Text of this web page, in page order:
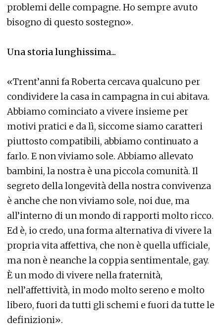
problemi delle compagne. Ho sempre avuto
bisogno di questo sostegno».
Una storia lunghissima...
«Trent’anni fa Roberta cercava qualcuno per
condividere la casa in campagna in cui abitava.
Abbiamo cominciato a vivere insieme per
motivi pratici e da lì, siccome siamo caratteri
piuttosto compatibili, abbiamo continuato a
farlo. E non viviamo sole. Abbiamo allevato
bambini, la nostra è una piccola comunità. Il
segreto della longevità della nostra convivenza
è anche che non viviamo sole, noi due, ma
all’interno di un mondo di rapporti molto ricco.
Ed è, io credo, una forma alternativa di vivere la
propria vita affettiva, che non è quella ufficiale,
ma non è neanche la coppia sentimentale, gay.
È un modo di vivere nella fraternità,
nell’affettività, in modo molto sereno e molto
libero, fuori da tutti gli schemi e fuori da tutte le
definizioni».